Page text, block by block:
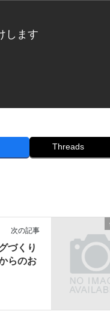
します
Threads
次の記事
づくり
らのお